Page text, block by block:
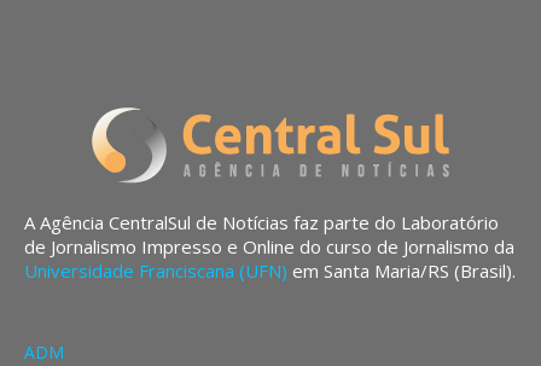
A Agência CentralSul de Notícias faz parte do Laboratório
de Jornalismo Impresso e Online do curso de Jornalismo da
Universidade Franciscana (UFN) em Santa Maria/RS (Brasil).
ADM